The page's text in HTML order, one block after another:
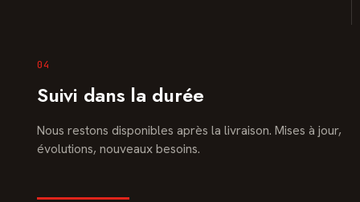
04
Suivi dans la durée
Nous restons disponibles après la livraison. Mises à jour,
évolutions, nouveaux besoins.